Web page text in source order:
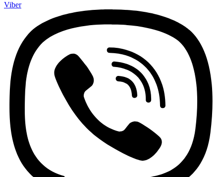
Viber